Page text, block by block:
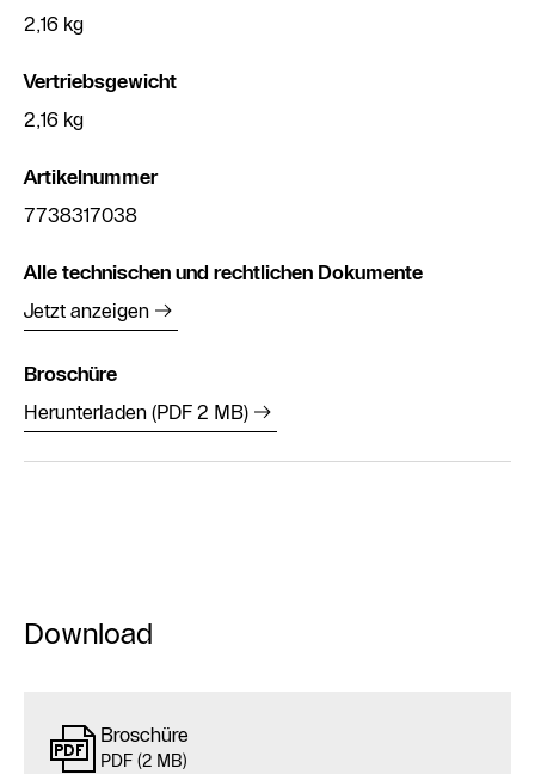
2,16 kg
Vertriebsgewicht
2,16 kg
Artikelnummer
7738317038
Alle technischen und rechtlichen Dokumente
Jetzt anzeigen
Broschüre
Herunterladen (PDF 2 MB)
Download
Broschüre
PDF (2 MB)